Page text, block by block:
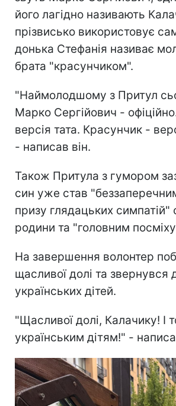
його лагідно називають
прізвисько використовує
донька Стефанія називає
брата "красунчиком".
"Наймолодшому з Притул
Марко Сергійович -
версія тата. Красунчик -
- написав він.
Також Притула з гумором
син уже став
призу глядацьких симпатій"
родини та "головним
На завершення волонтер
щасливої долі та звернувся
українських дітей.
"Щасливої долі, Калачику! І
українським дітям!" -